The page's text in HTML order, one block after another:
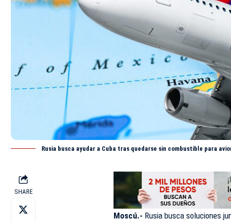
Rusia busca ayudar a Cuba tras quedarse sin combustible para
SHARE
Moscú.- Rusia busca soluciones